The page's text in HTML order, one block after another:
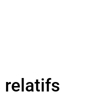
relatifs